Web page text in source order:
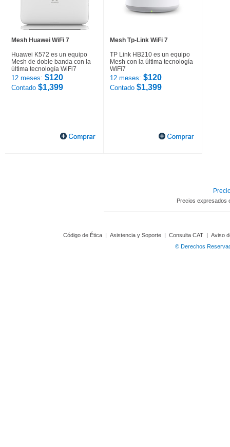
Mesh Huawei WiFi 7
Huawei K572 es un equipo
Mesh de doble banda con la
última tecnología WiFi7
12 meses: $120
Contado $1,399
Mesh Tp-Link WiFi 7
TP Link HB210 es un equipo
Mesh con la última tecnología
WiFi7
12 meses: $120
Contado $1,399
Precios expresados
Código de Ética | Asistencia y Soporte | Consulta CAT | Aviso
© Derechos